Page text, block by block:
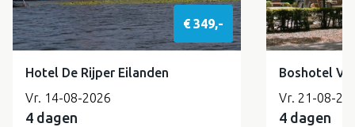
€ 349,-
Hotel De Rijper Eilanden
Vr. 14-08-2026
4 dagen
Boshotel
Vr. 21-08-
4 dagen